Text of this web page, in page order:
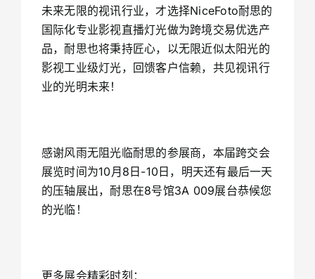
未来无限的视讯行业，才选择NiceFoto耐思的
国际化专业影视直播灯光做为跨境交易优选产
品，耐思也将秉持匠心，以无限近似太阳光的
影视工业级灯光，回馈客户信赖，共见视讯行
业的光明未来！
感谢风雨无阻光临耐思的参展商，本届跨交会
展览时间为10月8日-10日，明天还有最后一天
的压轴展出，耐思在8号馆3A 009展台恭候您
的光临！
更多展会精彩时刻：